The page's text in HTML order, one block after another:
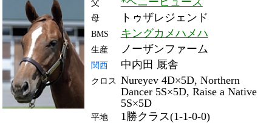
中内田 厩舎
Nureyev 4D×5D, Northern
Dancer 5S×5D, Raise a Native
5S×5D
平地 1勝クラス(1-1-0-0)
RACE ENTRY & RACE RESULTS
出走日/天候
コース/馬場状態
レース名
騎手
斤量
体重
タイム
(着差)
備考
21/6/13 (日) 小雨
12
福永
1:24.6